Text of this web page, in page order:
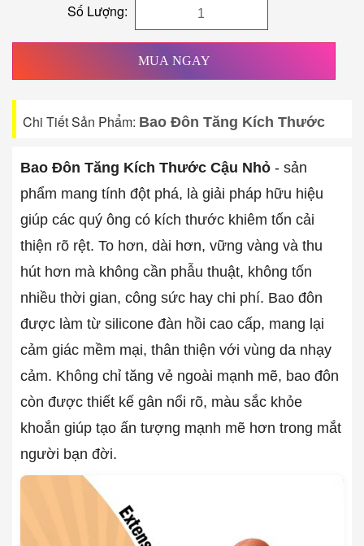
Số Lượng:
MUA NGAY
Chi Tiết Sản Phẩm: Bao Đôn Tăng Kích Thước
Bao Đôn Tăng Kích Thước Cậu Nhỏ - sản
phẩm mang tính đột phá, là giải pháp hữu hiệu
giúp các quý ông có kích thước khiêm tốn cải
thiện rõ rệt. To hơn, dài hơn, vững vàng và thu
hút hơn mà không cần phẫu thuật, không tốn
nhiều thời gian, công sức hay chi phí. Bao đôn
được làm từ silicone đàn hồi cao cấp, mang lại
cảm giác mềm mại, thân thiện với vùng da nhạy
cảm. Không chỉ tăng vẻ ngoài mạnh mẽ, bao đôn
còn được thiết kế gân nổi rõ, màu sắc khỏe
khoắn giúp tạo ấn tượng mạnh mẽ hơn trong mắt
người bạn đời.